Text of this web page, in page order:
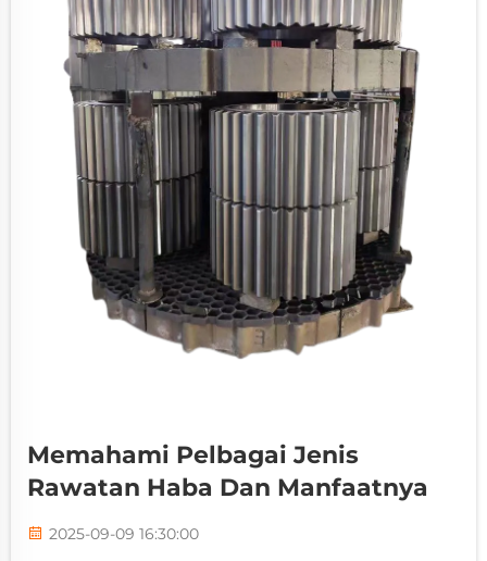
Memahami Pelbagai Jenis
Rawatan Haba Dan Manfaatnya
2025-09-09 16:30:00